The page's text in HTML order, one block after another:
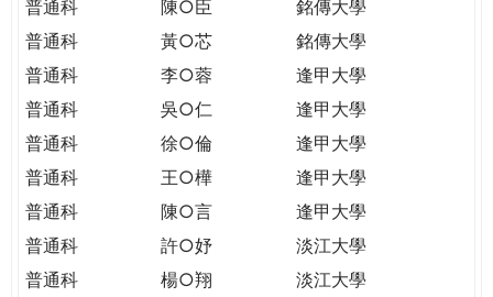
普通科
陳○臣
銘傳大學
普通科
黃○芯
銘傳大學
普通科
李○蓉
逢甲大學
普通科
吳○仁
逢甲大學
普通科
徐○倫
逢甲大學
普通科
王○樺
逢甲大學
普通科
陳○言
逢甲大學
普通科
許○妤
淡江大學
普通科
楊○翔
淡江大學